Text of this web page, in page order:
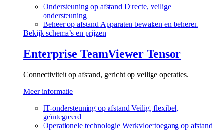
Ondersteuning op afstand Directe, veilige
ondersteuning
Beheer op afstand Apparaten bewaken en beheren
Bekijk schema’s en prijzen
Enterprise TeamViewer Tensor
Connectiviteit op afstand, gericht op veilige operaties.
Meer informatie
IT-ondersteuning op afstand Veilig, flexibel,
geïntegreerd
Operationele technologie Werkvloertoegang op afstand